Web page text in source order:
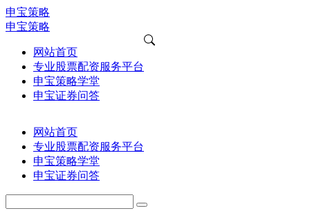
申宝策略
申宝策略
网站首页
专业股票配资服务平台
申宝策略学堂
申宝证券问答
网站首页
专业股票配资服务平台
申宝策略学堂
申宝证券问答